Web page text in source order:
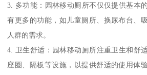
3. 多功能：园林移动厕所不仅仅提供基本
有更多的功能，如儿童厕所、换尿布台、
人群的需求。
4. 卫生舒适：园林移动厕所注重卫生和舒
座圈、隔板等设施，以提供舒适的使用体